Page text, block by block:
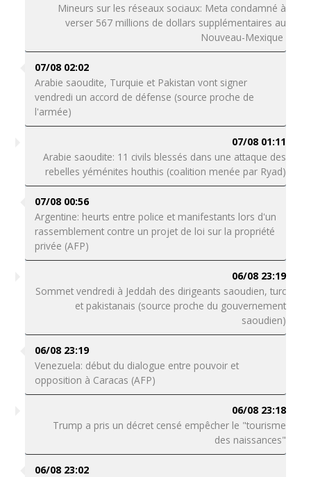
Mineurs sur les réseaux sociaux: Meta condamné à
verser 567 millions de dollars supplémentaires au
Nouveau-Mexique
07/08 02:02
Arabie saoudite, Turquie et Pakistan vont signer
vendredi un accord de défense (source proche de
l'armée)
07/08 01:11
Arabie saoudite: 11 civils blessés dans une attaque des
rebelles yéménites houthis (coalition menée par Ryad)
07/08 00:56
Argentine: heurts entre police et manifestants lors d'un
rassemblement contre un projet de loi sur la propriété
privée (AFP)
06/08 23:19
Sommet vendredi à Jeddah des dirigeants saoudien, turc
et pakistanais (source proche du gouvernement
saoudien)
06/08 23:19
Venezuela: début du dialogue entre pouvoir et
opposition à Caracas (AFP)
06/08 23:18
Trump a pris un décret censé empêcher le "tourisme
des naissances"
06/08 23:02